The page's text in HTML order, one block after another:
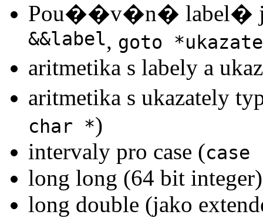
Pou��v�n� label�
&&label, goto
aritmetika s labely a
aritmetika s ukazately
char *)
intervaly pro case (
long long (64 bit integer)
long double (jako